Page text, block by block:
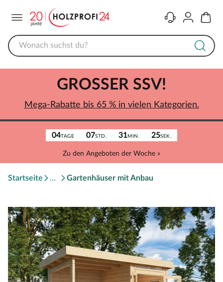
KontaktKonto
04TAGE 07STD. 31MIN. 25SEK.
Zu den Angeboten der Woche »
GROSSER SSV!
Mega-Rabatte bis 65 % in vielen Kategorien.
Startseite Gartenhäuser mit Anbau